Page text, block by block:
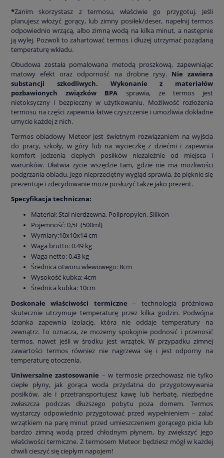
*Zanim skorzystasz z termosu, właściwie go przygotuj. Jeśli
planujesz włożyć gorący, lub zimny posiłek/deser, napełnij termos
odpowiednio wrzącą, albo zimną wodą na kilka minut, a następnie
ją wylej. Pozwoli to zahartować termos i dłużej utrzymać pożądaną
temperaturę wkładu.
Obudowa została pomalowana metodą proszkową, zapewniając
matowy efekt oraz odporność na drobne rysy. Nie zawiera
substancji szkodliwych. Wykonanie z materiałów
pozbawionych związków BPA sprawia, że termos jest
nietoksyczny i bezpieczny w użytkowaniu. Możliwość rozłożenia
termosu na części zapewnia łatwe czyszczenie i umożliwia dokładne
umycie każdej z nich.
Termos obiadowy Meteor jest świetnym rozwiązaniem na wyjścia
do pracy, szkoły, w góry lub na wycieczkę z dziećmi i zapewnia
komfort jedzenia ciepłych posiłków niezależnie od miejsca i
warunków. Ułatwia życie wszędzie tam, gdzie nie ma możliwości
podgrzania obiadu. Jego nieprzeciętny wygląd sprawia, że pięknie się
prezentuje i zdecydowanie może posłużyć także jako prezent.
Specyfikacja techniczna:
Materiał: Stal nierdzewna, Polipropylen, Silikon
Pojemność: 0,5L (500ml)
Wymiary:10x10x14 cm
Waga brutto: 0.49 kg
Waga netto: 0.43 kg
Średnica otworu wlewowego: 8cm
Wysokość kubka: 4cm
Średnica kubka: 10cm
Doskonałe właściwości termiczne– technologia próżniowa
skutecznie utrzymuje temperaturę przez kilka godzin. Podwójna
ścianka zapewnia izolację, która nie oddaje temperatury na
zewnątrz. To oznacza, że możemy spokojnie podnosić i przenosić
termos, nawet jeśli w środku jest wrzątek. W przypadku zimnej
zawartości termos również nie nagrzewa się i jest odporny na
temperaturę otoczenia.
Uniwersalne zastosowanie – w termosie przechowasz nie tylko
ciepłe płyny, jak gorąca woda przydatna do przygotowywania
posiłków, ale i przetransportujesz kawę lub herbatę, niezbędne
zwłaszcza podczas dłuższego pobytu poza domem. Termos
wystarczy odpowiednio przygotować przed wypełnieniem – zalać
wrzątkiem na parę minut przed umieszczeniem gorącego picia lub
bardzo zimną wodą przed chłodnym płynem, by zwiększyć jego
właściwości termiczne. Z termosem Meteor będziesz mógł w każdej
chwili cieszyć się ciepłym napojem!